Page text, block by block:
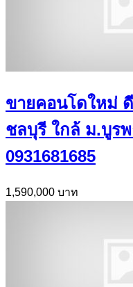
ขายคอนโดใหม่
ชลบุรี ใกล้ ม.บูร
0931681685
1,590,000 บาท